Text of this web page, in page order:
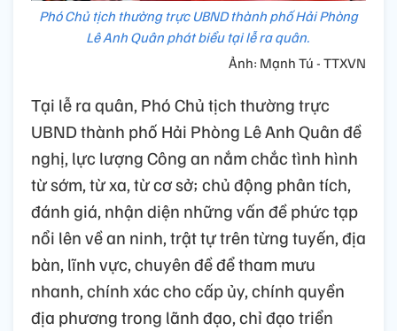
Phó Chủ tịch thường trực UBND thành phố Hải Phòng
Lê Anh Quân phát biểu tại lễ ra quân.
Ảnh: Mạnh Tú - TTXVN
Tại lễ ra quân, Phó Chủ tịch thường trực
UBND thành phố Hải Phòng Lê Anh Quân đề
nghị, lực lượng Công an nắm chắc tình hình
từ sớm, từ xa, từ cơ sở; chủ động phân tích,
đánh giá, nhận diện những vấn đề phức tạp
nổi lên về an ninh, trật tự trên từng tuyến, địa
bàn, lĩnh vực, chuyên đề để tham mưu
nhanh, chính xác cho cấp ủy, chính quyền
địa phương trong lãnh đạo, chỉ đạo triển